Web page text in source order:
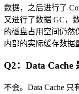
数据，之后进行了
又进行了数据 GC，
的磁盘占用空间仍然
内部的实际缓存数据
Q2：Data Cache
不会。Data Cache